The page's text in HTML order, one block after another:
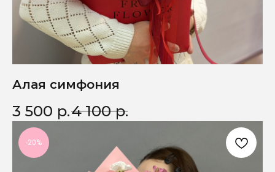
Алая симфония
3 500 р.4 100 р.
-20%